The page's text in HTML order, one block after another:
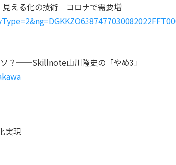
える化の技術　コロナで需要増
？──Skillnote山川隆史の「やめ3」
実現